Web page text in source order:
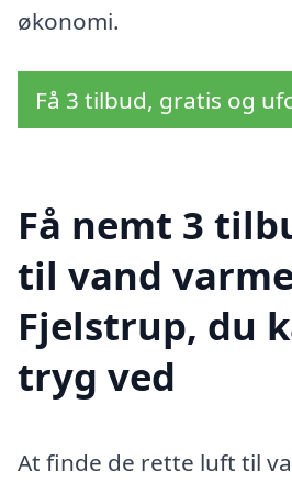
økonomi.
Få 3 tilbud, gratis og
Få nemt 3
til vand
Fjelstrup, du
tryg ved
At finde de rette luft til